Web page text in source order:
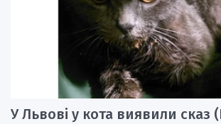
У Львові у кота виявили сказ